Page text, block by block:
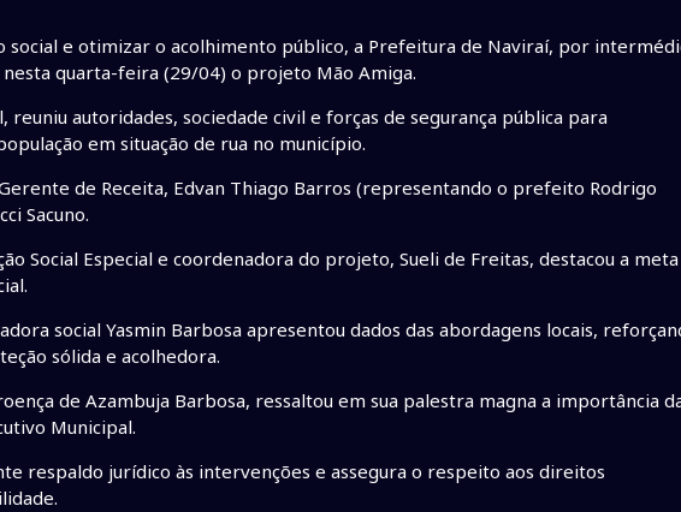
e otimizar o acolhimento público, a Prefeitura de Naviraí, por
nesta quarta-feira (29/04) o projeto Mão Amiga.
reuniu autoridades, sociedade civil e forças de segurança pública para
em situação de rua no município.
de Receita, Edvan Thiago Barros (representando o prefeito Rodrigo
Sacuno.
Social Especial e coordenadora do projeto, Sueli de Freitas, destacou a meta
social Yasmin Barbosa apresentou dados das abordagens locais,
sólida e acolhedora.
de Azambuja Barbosa, ressaltou em sua palestra magna a importância
Municipal.
respaldo jurídico às intervenções e assegura o respeito aos direitos